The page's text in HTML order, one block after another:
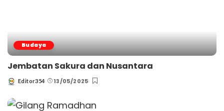
Budaya
Jembatan Sakura dan Nusantara
Posted
Editor354 13/05/2025